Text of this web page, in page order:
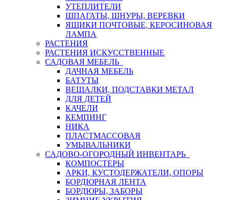
УТЕПЛИТЕЛИ
ШПАГАТЫ, ШНУРЫ, ВЕРЕВКИ
ЯЩИКИ ПОЧТОВЫЕ, КЕРОСИНОВАЯ
ЛАМПА
РАСТЕНИЯ
РАСТЕНИЯ ИСКУССТВЕННЫЕ
САДОВАЯ МЕБЕЛЬ
ДАЧНАЯ МЕБЕЛЬ
БАТУТЫ
ВЕШАЛКИ, ПОДСТАВКИ МЕТАЛ
ДЛЯ ДЕТЕЙ
КАЧЕЛИ
КЕМПИНГ
НИКА
ПЛАСТМАССОВАЯ
УМЫВАЛЬНИКИ
САДОВО-ОГОРОДНЫЙ ИНВЕНТАРЬ
КОМПОСТЕРЫ
АРКИ, КУСТОДЕРЖАТЕЛИ, ОПОРЫ
БОРДЮРНАЯ ЛЕНТА
БОРДЮРЫ, ЗАБОРЫ